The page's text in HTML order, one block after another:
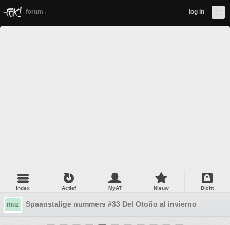
forum log in
Index Actief MyAT Nieuw Dicht
muz Spaanstalige nummers #33 Del Otoño al invierno